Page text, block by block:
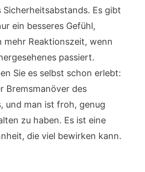
Sicherheitsabstands. Es gibt
ein besseres Gefühl,
mehr Reaktionszeit, wenn
passiert.
Sie es selbst schon erlebt:
Bremsmanöver des
und man ist froh, genug
zu haben. Es ist eine
die viel bewirken kann.